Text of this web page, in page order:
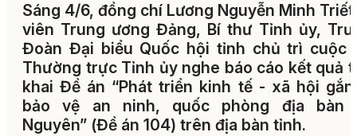
Sáng 4/6, đồng chí Lương Nguyễn Minh
viên Trung ương Đảng, Bí thư Tỉnh ủy,
Đoàn Đại biểu Quốc hội tỉnh chủ trì cuộc
Thường trực Tỉnh ủy nghe báo cáo kết quả
khai Đề án “Phát triển kinh tế - xã hội
bảo vệ an ninh, quốc phòng địa bàn
Nguyên” (Đề án 104) trên địa bàn tỉnh.